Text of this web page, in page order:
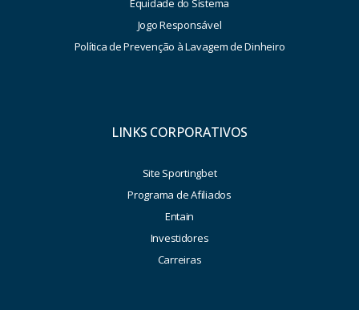
Equidade do Sistema
Jogo Responsável
Política de Prevenção à Lavagem de Dinheiro
LINKS CORPORATIVOS
Site Sportingbet
Programa de Afiliados
Entain
Investidores
Carreiras